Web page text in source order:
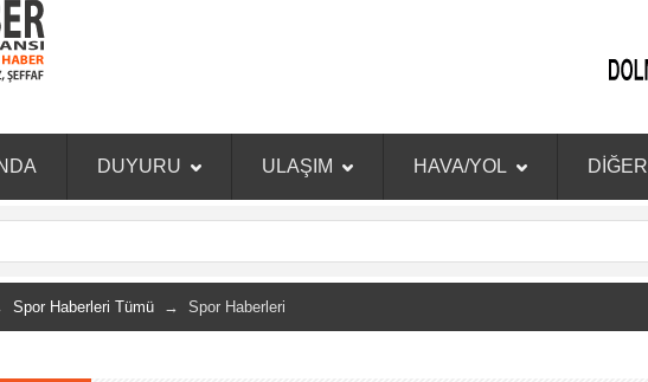
DUYURU ULAŞIM HAVA/YOL DİĞER
Spor Haberleri Tümü → Spor Haberleri